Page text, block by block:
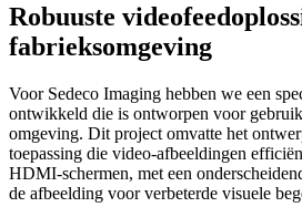
Robuuste
fabrieksomgeving
Voor Sedeco Imaging hebben we een
ontwikkeld die is ontworpen voor
omgeving. Dit project omvatte het
toepassing die video-afbeeldingen
HDMI-schermen, met een
de afbeelding voor verbeterde visuele